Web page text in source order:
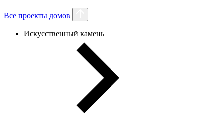
Все проекты домов
Искусственный камень